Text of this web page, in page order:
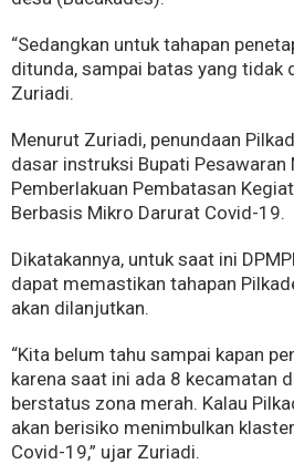
“Sedangkan untuk tahapan
ditunda, sampai batas yang tidak
Zuriadi.
Menurut Zuriadi, penundaan
dasar instruksi Bupati
Pemberlakuan Pembatasan
Berbasis Mikro Darurat Covid-19.
Dikatakannya, untuk saat ini
dapat memastikan tahapan
akan dilanjutkan.
“Kita belum tahu sampai kapan
karena saat ini ada 8 kecamatan
berstatus zona merah. Kalau
akan berisiko menimbulkan
Covid-19,” ujar Zuriadi.